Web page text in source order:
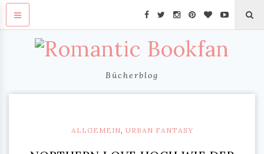
Bücherblog
ALLGEMEIN, URBAN FANTASY